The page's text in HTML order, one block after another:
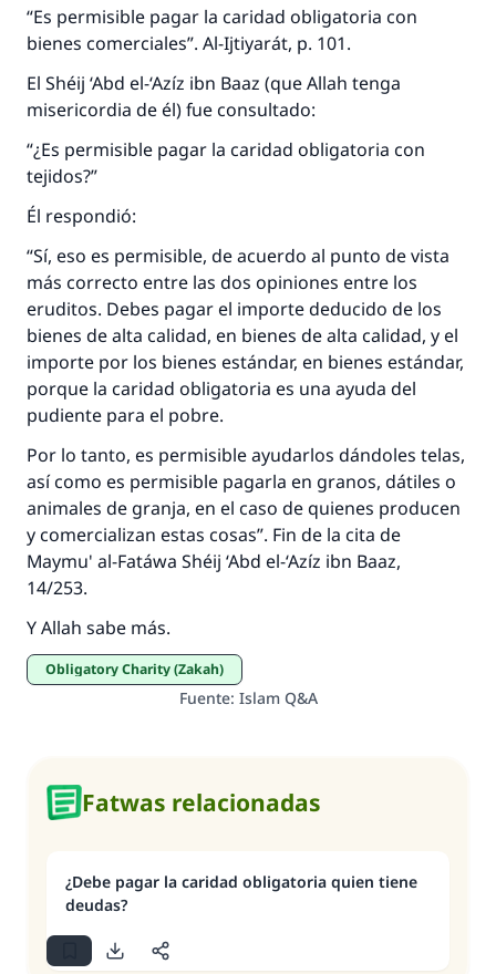
“Es permisible pagar la caridad obligatoria con
bienes comerciales”. Al-Ijtiyarát, p. 101.
El Shéij ‘Abd el-‘Azíz ibn Baaz (que Allah tenga
misericordia de él) fue consultado:
“¿Es permisible pagar la caridad obligatoria con
tejidos?”
Él respondió:
“Sí, eso es permisible, de acuerdo al punto de vista
más correcto entre las dos opiniones entre los
eruditos. Debes pagar el importe deducido de los
bienes de alta calidad, en bienes de alta calidad, y el
importe por los bienes estándar, en bienes estándar,
porque la caridad obligatoria es una ayuda del
pudiente para el pobre.
Por lo tanto, es permisible ayudarlos dándoles telas,
así como es permisible pagarla en granos, dátiles o
animales de granja, en el caso de quienes producen
y comercializan estas cosas”. Fin de la cita de
Maymu' al-Fatáwa Shéij ‘Abd el-‘Azíz ibn Baaz,
14/253.
Y Allah sabe más.
Obligatory Charity (Zakah)
Fuente: Islam Q&A
Fatwas relacionadas
¿Debe pagar la caridad obligatoria quien tiene
deudas?
Desde la Q hasta la A, su contribución ayuda a
IslamQA.
Profeta ﷺ dijo:
"Una persona que orienta a otros a hacer el
aquellos que lo realicen."
Contribuir